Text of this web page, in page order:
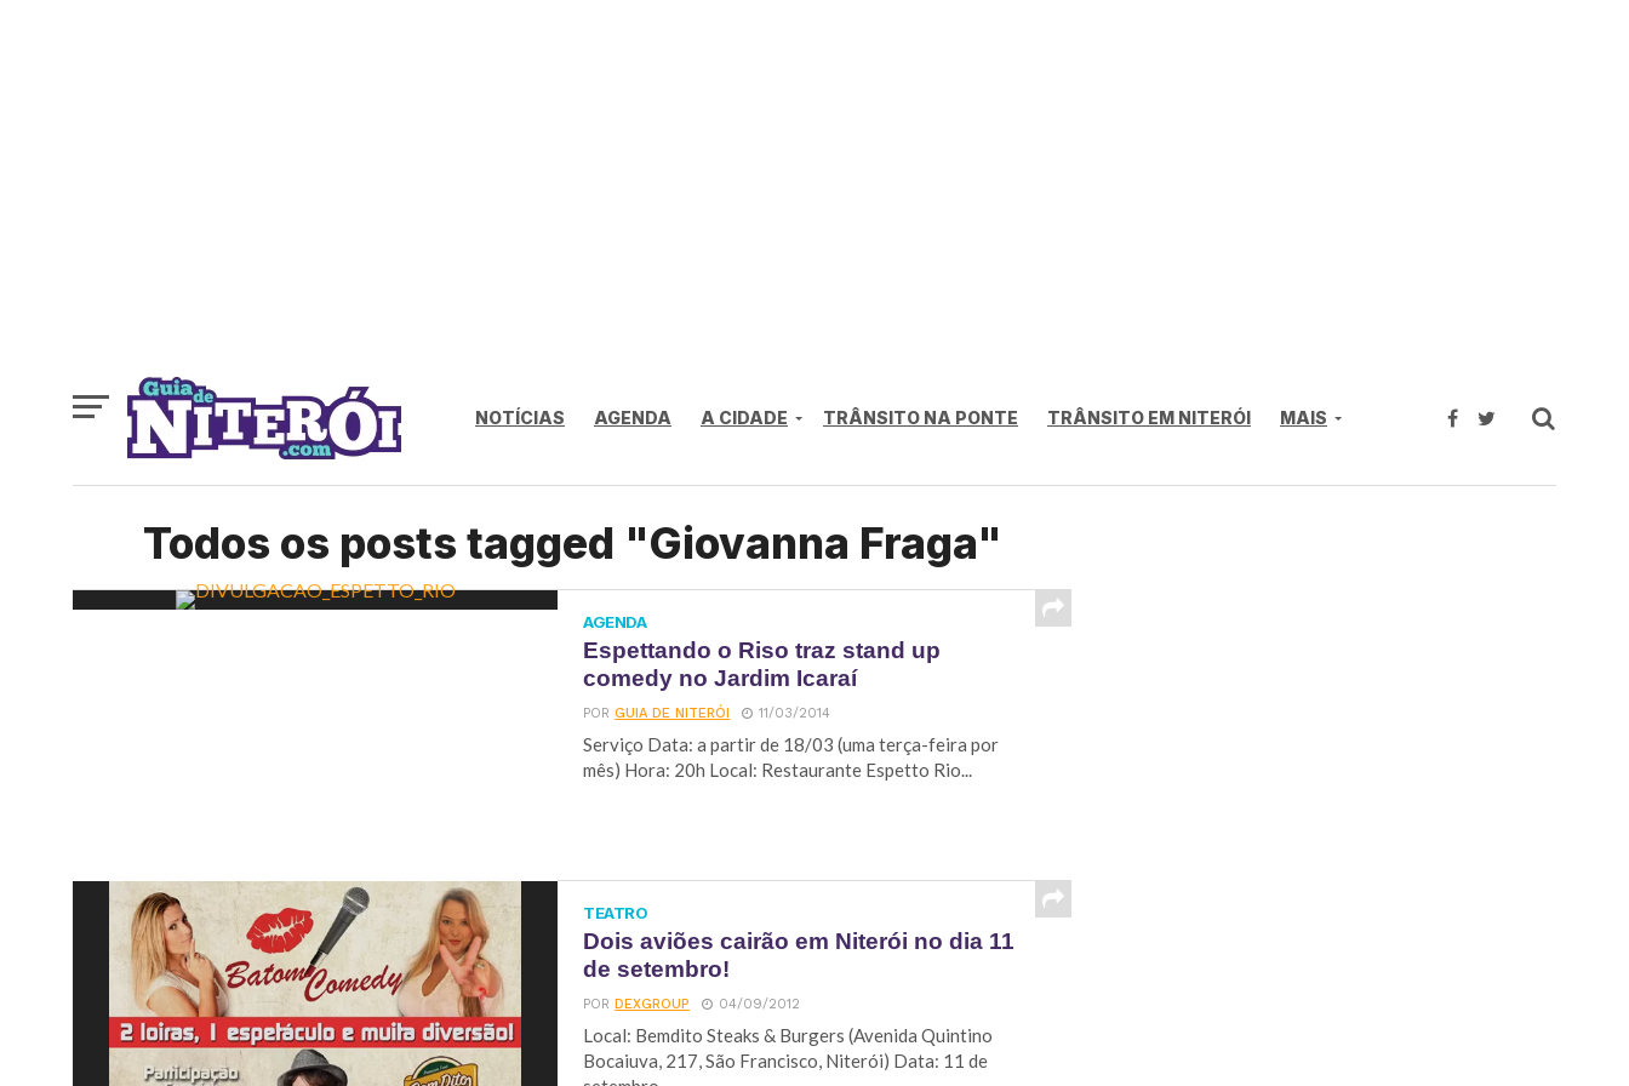
NOTÍCIAS AGENDA A CIDADE TRÂNSITO NA PONTE TRÂNSITO EM NITERÓI MAIS
Todos os posts tagged "Giovanna Fraga"
AGENDA
Espettando o Riso traz stand up
comedy no Jardim Icaraí
PORGUIA DE NITERÓI 11/03/2014
Serviço Data: a partir de 18/03 (uma terça-feira por
mês) Hora: 20h Local: Restaurante Espetto Rio...
TEATRO
Dois aviões cairão em Niterói no dia 11
de setembro!
PORDEXGROUP 04/09/2012
Local: Bemdito Steaks & Burgers (Avenida Quintino
Bocaiuva, 217, São Francisco, Niterói) Data: 11 de